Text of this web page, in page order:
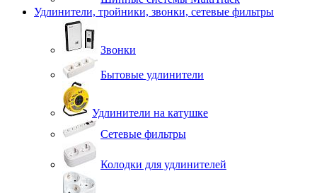
Удлинители, тройники, звонки, сетевые фильтры
Звонки
Бытовые удлинители
Удлинители на катушке
Сетевые фильтры
Колодки для удлинителей